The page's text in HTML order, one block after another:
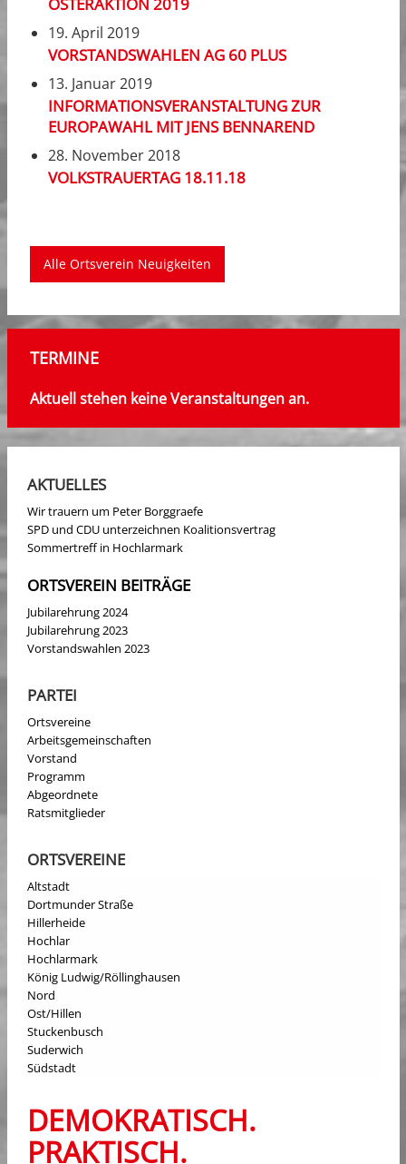
19. April 2019
VORSTANDSWAHLEN AG 60 PLUS
13. Januar 2019
INFORMATIONSVERANSTALTUNG ZUR
EUROPAWAHL MIT JENS BENNAREND
28. November 2018
VOLKSTRAUERTAG 18.11.18
Alle Ortsverein Neuigkeiten
TERMINE
Aktuell stehen keine Veranstaltungen an.
AKTUELLES
Wir trauern um Peter Borggraefe
SPD und CDU unterzeichnen Koalitionsvertrag
Sommertreff in Hochlarmark
ORTSVEREIN BEITRÄGE
Jubilarehrung 2024
Jubilarehrung 2023
Vorstandswahlen 2023
PARTEI
Ortsvereine
Arbeitsgemeinschaften
Vorstand
Programm
Abgeordnete
Ratsmitglieder
ORTSVEREINE
Altstadt
Dortmunder Straße
Hillerheide
Hochlar
Hochlarmark
König Ludwig/Röllinghausen
Nord
Ost/Hillen
Stuckenbusch
Suderwich
Südstadt
DEMOKRATISCH.
PRAKTISCH.